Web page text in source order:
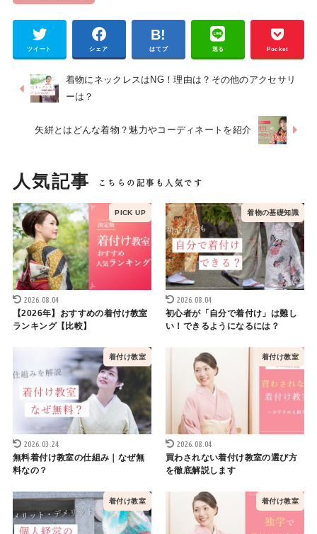
ツイート シェア はてブ 送る Pocket
着物にネックレスはNG！理由は？その他のアクセサリ
ーは？
矢絣とはどんな着物？魅力やコーディネートを紹介
人気記事
2026.08.04
【2026年】おすすめの着付け教室
ランキング【比較】
着物の基礎知識
2026.08.04
初心者が「自分で着付け」は難し
い！できるようになるには？
着付け教室
2026.03.24
無料着付け教室の仕組み｜なぜ無
料なの？
着付け教室
2026.08.04
買わされない着付け教室の選び方
を徹底解説します
着付け教室 着付け教室